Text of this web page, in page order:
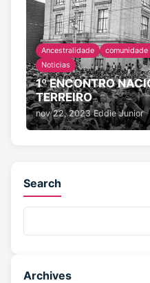
Ancestralidade comunidade
Noticias
1º ENCONTRO
TERREIRO
nov 22, 2023 Eddie Junior
Search
Archives